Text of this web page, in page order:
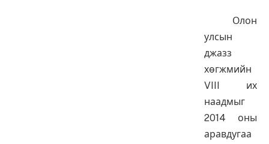
Олон
улсын
джазз
хөгжмийн
VIII их
наадмыг
2014 оны
аравдугаа